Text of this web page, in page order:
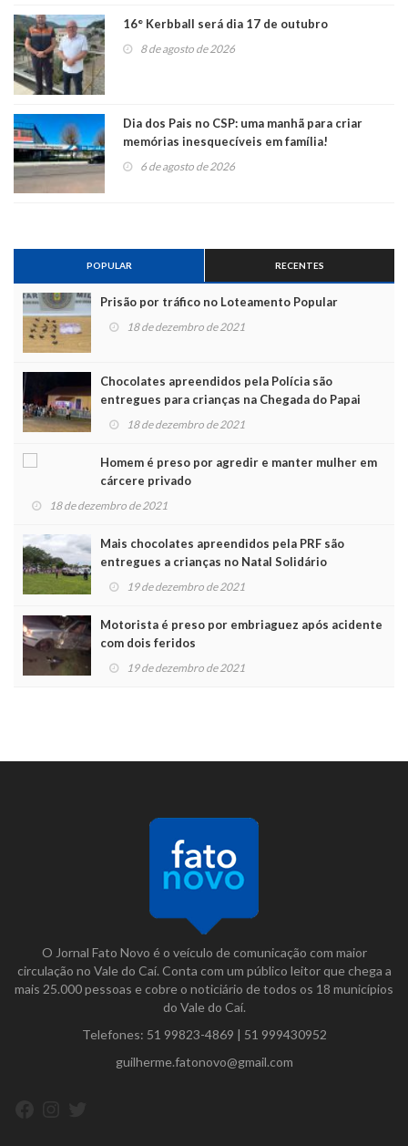
16° Kerbball será dia 17 de outubro
8 de agosto de 2026
Dia dos Pais no CSP: uma manhã para criar
memórias inesquecíveis em família!
6 de agosto de 2026
POPULAR RECENTES
Prisão por tráfico no Loteamento Popular
18 de dezembro de 2021
Chocolates apreendidos pela Polícia são
entregues para crianças na Chegada do Papai
Noel
18 de dezembro de 2021
Homem é preso por agredir e manter mulher em
cárcere privado
18 de dezembro de 2021
Mais chocolates apreendidos pela PRF são
entregues a crianças no Natal Solidário
19 de dezembro de 2021
Motorista é preso por embriaguez após acidente
com dois feridos
19 de dezembro de 2021
O Jornal Fato Novo é o veículo de comunicação com maior
circulação no Vale do Caí. Conta com um público leitor que chega a
mais 25.000 pessoas e cobre o noticiário de todos os 18 municípios
do Vale do Caí.
Telefones: 51 99823-4869 | 51 999430952
guilherme.fatonovo@gmail.com